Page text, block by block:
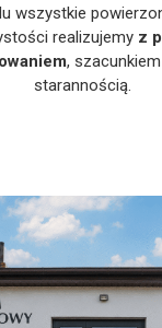
wszystkie
realizujemy z
,
starannością.